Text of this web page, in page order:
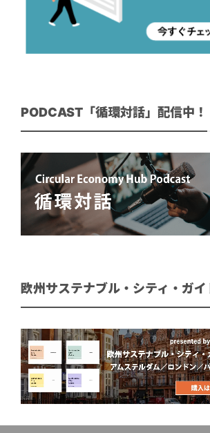
PODCAST「循環対話」配信中！
欧州サステナブル・シティ・ガイ